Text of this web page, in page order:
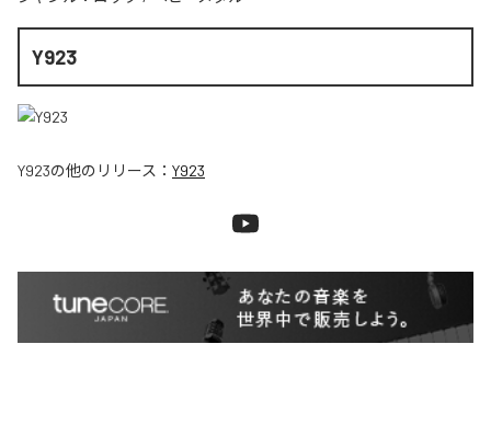
Y923
Y923の他のリリース： Y923